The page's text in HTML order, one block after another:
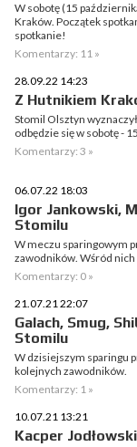
W sobotę (15
Kraków. Początek
spotkanie!
Komentarzy: 11 »
28.09.22 14:23
Z Hutnikiem
Stomil Olsztyn
odbędzie się w sobotę -
Komentarzy: 3 »
06.07.22 18:03
Igor Jankowski,
Stomilu
W meczu sparingowym
zawodników. Wśród nich
Komentarzy: 0 »
21.07.21 22:07
Galach, Smug,
Stomilu
W dzisiejszym sparingu
kolejnych zawodników.
Komentarzy: 1 »
10.07.21 13:21
Kacper